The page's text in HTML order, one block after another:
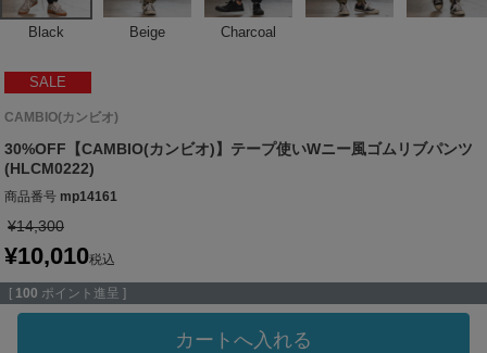
Black Beige Charcoal
SALE
CAMBIO(カンビオ)
30%OFF【CAMBIO(カンビオ)】テープ使いWニー風ゴムリブパンツ
(HLCM0222)
商品番号 mp14161
¥14,300
¥10,010税込
[ 100 ポイント進呈 ]
カートへ入れる